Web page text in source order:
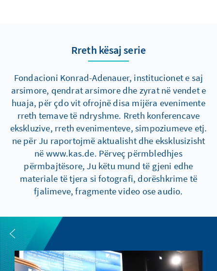
Rreth kësaj serie
Fondacioni Konrad-Adenauer, institucionet e saj
arsimore, qendrat arsimore dhe zyrat në vendet e
huaja, për çdo vit ofrojnë disa mijëra evenimente
rreth temave të ndryshme. Rreth konferencave
ekskluzive, rreth evenimenteve, simpoziumeve etj.
ne për Ju raportojmë aktualisht dhe eksklusizisht
në www.kas.de. Përveç përmbledhjes
përmbajtësore, Ju këtu mund të gjeni edhe
materiale të tjera si fotografi, dorëshkrime të
fjalimeve, fragmente video ose audio.